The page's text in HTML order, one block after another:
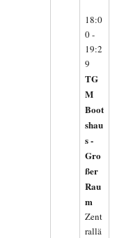
18:0
0-
19:2
9
TG
M
Boot
shau
s -
Gro
ßer
Rau
m
Zent
rallä